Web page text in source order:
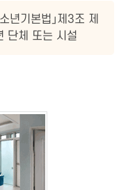
년기본법」제3조 제
단체 또는 시설